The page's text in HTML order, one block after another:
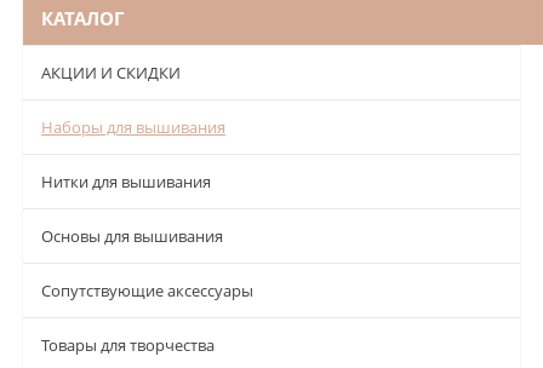
КАТАЛОГ
АКЦИИ И СКИДКИ
Наборы для вышивания
Нитки для вышивания
Основы для вышивания
Сопутствующие аксессуары
Товары для творчества